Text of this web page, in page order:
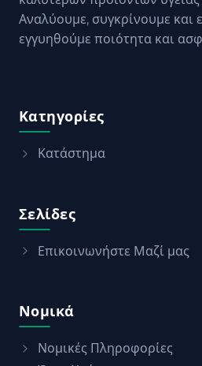
Αναλύουμε, συγκρίνουμε και
εγγυηθούμε ποιότητα και
Κατηγορίες
Κατάστημα
Σελίδες
Επικοινωνήστε Μαζί μας
Νομικά
Νομικές Πληροφορίες